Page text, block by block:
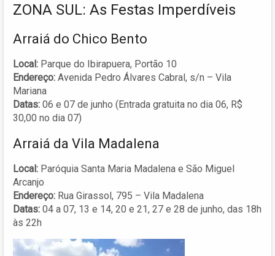
ZONA SUL: As Festas Imperdíveis
Arraiá do Chico Bento
Local: Parque do Ibirapuera, Portão 10
Endereço: Avenida Pedro Álvares Cabral, s/n – Vila
Mariana
Datas: 06 e 07 de junho (Entrada gratuita no dia 06, R$
30,00 no dia 07)
Arraiá da Vila Madalena
Local: Paróquia Santa Maria Madalena e São Miguel
Arcanjo
Endereço: Rua Girassol, 795 – Vila Madalena
Datas: 04 a 07, 13 e 14, 20 e 21, 27 e 28 de junho, das 18h
às 22h